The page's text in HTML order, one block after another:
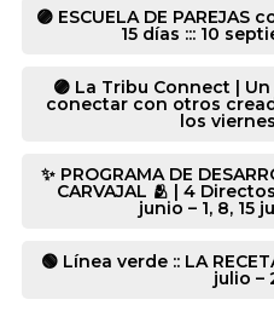
🟣 ESCUELA DE
15 días ::: 10
🟣 La Tribu Connect |
conectar con otros
los
✨ PROGRAMA DE
CARVAJAL 🫂 | 4
junio – 1, 8, 15
🟢 Línea verde :: LA
julio –